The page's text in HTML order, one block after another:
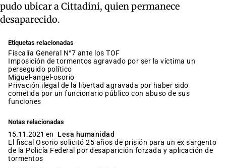
pudo ubicar a Cittadini, quien permanece
desaparecido.
Etiquetas relacionadas
Fiscalía General N°7 ante los TOF
imposición de tormentos agravado por ser la víctima un
perseguido político
miguel-angel-osorio
privación ilegal de la libertad agravada por haber sido
cometida por un funcionario público con abuso de sus
funciones
Notas relacionadas
15.11.2021 en
Lesa humanidad
El fiscal Osorio solicitó 25 años de prisión para un ex sargento
de la Policía Federal por desaparición forzada y aplicación de
tormentos